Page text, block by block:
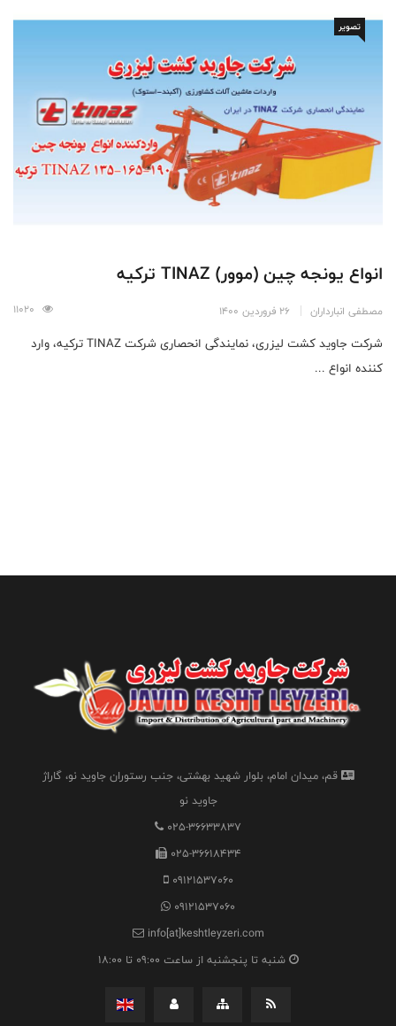
تصویر
انواع یونجه چین (موور) TINAZ ترکیه
مصطفی انبارداران 26 فروردین 1400
شرکت جاوید کشت لیزری، نمایندگی انحصاری شرکت TINAZ ترکیه، وارد
کننده انواع ...
قم، میدان امام، بلوار شهید بهشتی، جنب رستوران جاوید نو، گاراژ
جاوید نو
025-36633837
025-36618434
09121537060
09121537060
info[at]keshtleyzeri.com
شنبه تا پنجشنبه از ساعت 09:00 تا 18:00